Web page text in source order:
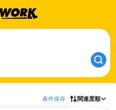
条件保存 関連度順